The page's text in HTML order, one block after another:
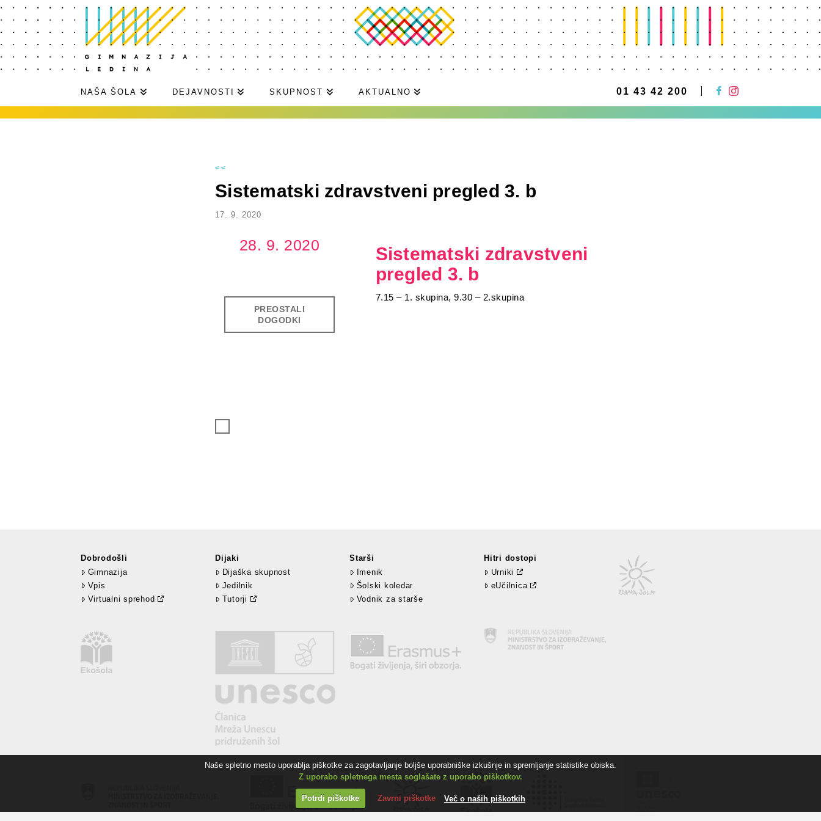
NAŠA ŠOLA DEJAVNOSTI SKUPNOST AKTUALNO 01 43 42 200
<<
Sistematski zdravstveni pregled 3. b
17. 9. 2020
Sistematski zdravstveni
pregled 3. b
7.15 – 1. skupina, 9.30 – 2.skupina
28. 9. 2020
PREOSTALI
DOGODKI
Dobrodošli
Gimnazija
Vpis
Virtualni sprehod
Dijaki
Dijaška skupnost
Jedilnik
Tutorji
Starši
Imenik
Šolski koledar
Vodnik za starše
Hitri dostopi
Urniki
eUčilnica
Naše spletno mesto uporablja piškotke za zagotavljanje boljše uporabniške izkušnje in spremljanje statistike obiska.
Z uporabo spletnega mesta soglašate z uporabo piškotkov.
Potrdi piškotke Zavrni piškotke Več o naših piškotkih